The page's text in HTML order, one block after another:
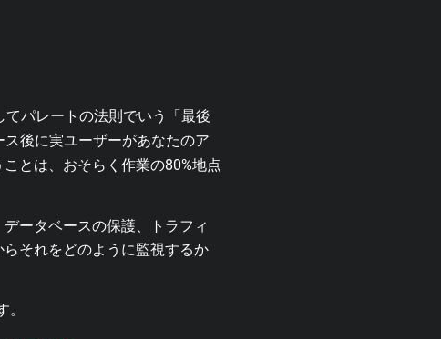
パレートの法則でいう「最後
ス後に実ユーザーがあなたのア
とは、おそらく作業の80%地点
ータベースの保護、トラフィ
それをどのように監視するか